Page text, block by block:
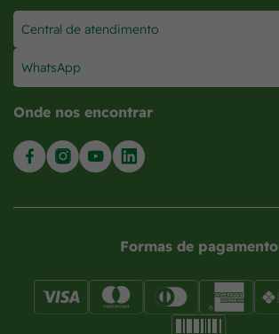
Central de atendimento
WhatsApp
Onde nos encontrar
Formas de pagamento